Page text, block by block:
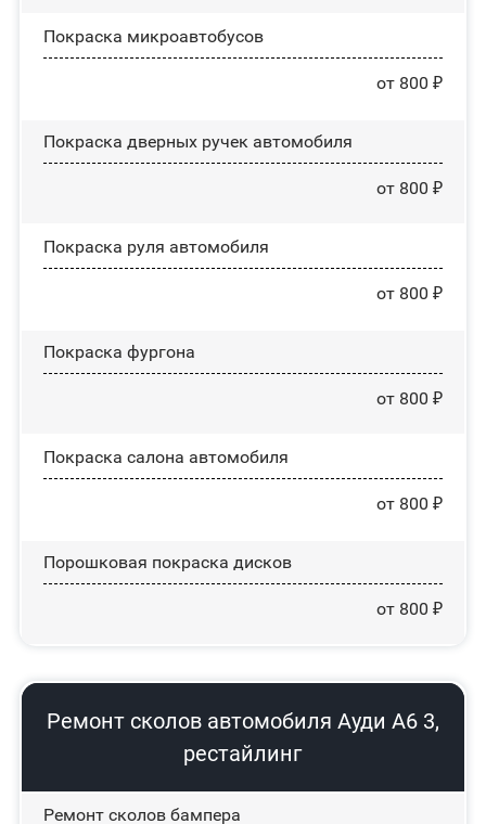
Покраска микроавтобусов
от 800 ₽
Покраска дверных ручек автомобиля
от 800 ₽
Покраска руля автомобиля
от 800 ₽
Покраска фургона
от 800 ₽
Покраска салона автомобиля
от 800 ₽
Порошковая покраска дисков
от 800 ₽
Ремонт сколов автомобиля Ауди А6 3,
рестайлинг
Ремонт сколов бампера